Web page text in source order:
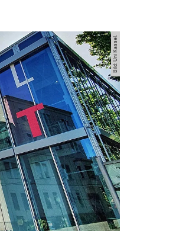
Bild: Uni Kassel.